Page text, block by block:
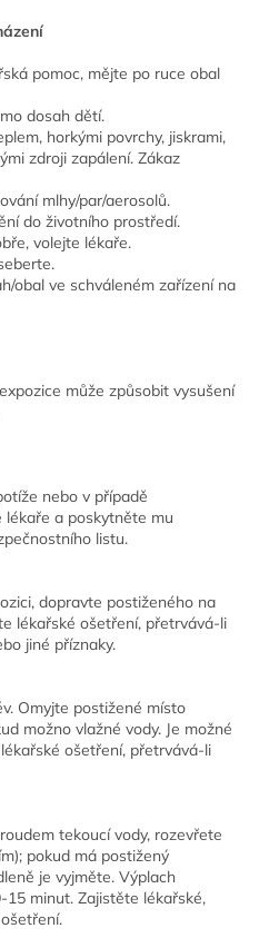
pomoc, mějte po ruce obal
dosah dětí.
horkými povrchy, jiskrami,
zdroji zapálení. Zákaz
mlhy/par/aerosolů.
do životního prostředí.
volejte lékaře.
obal ve schváleném zařízení na
může způsobit vysušení
nebo v případě
lékaře a poskytněte mu
listu.
dopravte postiženého na
lékařské ošetření, přetrvává-li
jiné příznaky.
Omyjte postižené místo
možno vlažné vody. Je možné
ošetření, přetrvává-li
tekoucí vody, rozevřete
pokud má postižený
je vyjměte. Výplach
minut. Zajistěte lékařské,